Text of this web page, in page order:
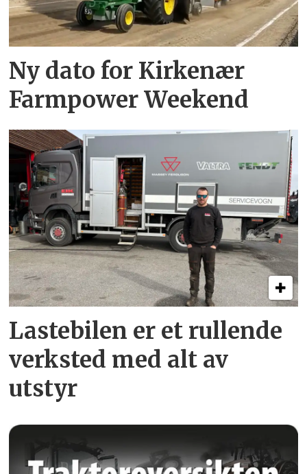
Ny dato for Kirkenær
Farmpower Weekend
Lastebilen er et rullende
verksted med alt av
utstyr